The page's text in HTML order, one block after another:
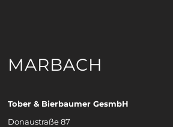
MARBACH
Tober & Bierbaumer GesmbH
Donaustraße 87